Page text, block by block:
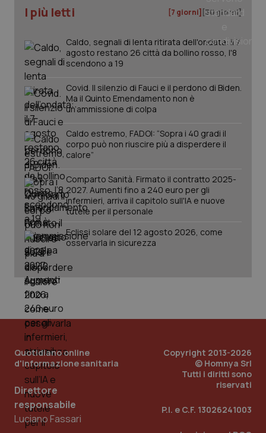
I più letti [7 giorni] [30 giorni]
Caldo, segnali di lenta ritirata dell'ondata: il 7
agosto restano 26 città da bollino rosso, l'8
scendono a 19
Covid. Il silenzio di Fauci e il perdono di Biden.
Ma il Quinto Emendamento non è
un’ammissione di colpa
Caldo estremo, FADOI: “Sopra i 40 gradi il
corpo può non riuscire più a disperdere il
calore”
Comparto Sanità. Firmato il contratto 2025-
2027. Aumenti fino a 240 euro per gli
infermieri, arriva il capitolo sull'IA e nuove
tutele per il personale
Eclissi solare del 12 agosto 2026, come
osservarla in sicurezza
Quotidiano online
d'informazione sanitaria
Direttore
responsabile
Luciano Fassari
Copyright 2013-2026
© Homnya Srl
Tutti i diritti sono
riservati
P.I. e C.F. 13026241003
PHPSESSID
PHP.net
www.quotidianosanita.it
_ga_KM60CM4NPH .quotidianosanita.it
1
mese